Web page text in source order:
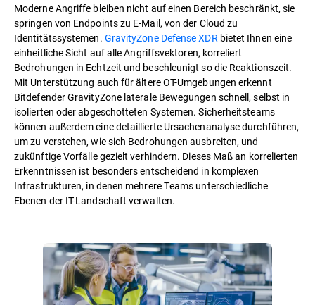
Moderne Angriffe bleiben nicht auf einen Bereich beschränkt, sie
springen von Endpoints zu E-Mail, von der Cloud zu
Identitätssystemen. GravityZone Defense XDR bietet Ihnen eine
einheitliche Sicht auf alle Angriffsvektoren, korreliert
Bedrohungen in Echtzeit und beschleunigt so die Reaktionszeit.
Mit Unterstützung auch für ältere OT-Umgebungen erkennt
Bitdefender GravityZone laterale Bewegungen schnell, selbst in
isolierten oder abgeschotteten Systemen. Sicherheitsteams
können außerdem eine detaillierte Ursachenanalyse durchführen,
um zu verstehen, wie sich Bedrohungen ausbreiten, und
zukünftige Vorfälle gezielt verhindern. Dieses Maß an korrelierten
Erkenntnissen ist besonders entscheidend in komplexen
Infrastrukturen, in denen mehrere Teams unterschiedliche
Ebenen der IT-Landschaft verwalten.